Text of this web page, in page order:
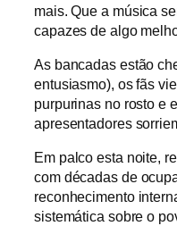
mais. Que a música
capazes de algo
As bancadas estão
entusiasmo), os fãs
purpurinas no rosto e
apresentadores
Em palco esta noite,
com décadas de
reconhecimento
sistemática sobre o